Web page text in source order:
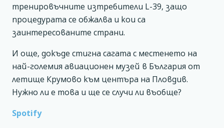
тренировъчните изтребители L-39, защо
процедурата се обжалва и кои са
заинтересованите страни.
И още, докъде стигна сагата с местенето на
най-големия авиационен музей в България от
летище Крумово към центъра на Пловдив.
Нужно ли е това и ще се случи ли въобще?
Spotify